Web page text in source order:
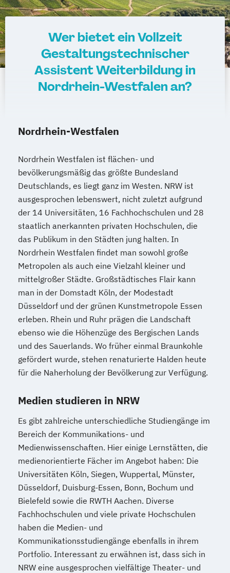
Wer bietet ein Vollzeit
Gestaltungstechnischer
Assistent Weiterbildung in
Nordrhein-Westfalen an?
Nordrhein-Westfalen
Nordrhein Westfalen ist flächen- und
bevölkerungsmäßig das größte Bundesland
Deutschlands, es liegt ganz im Westen. NRW ist
ausgesprochen lebenswert, nicht zuletzt aufgrund
der 14 Universitäten, 16 Fachhochschulen und 28
staatlich anerkannten privaten Hochschulen, die
das Publikum in den Städten jung halten. In
Nordrhein Westfalen findet man sowohl große
Metropolen als auch eine Vielzahl kleiner und
mittelgroßer Städte. Großstädtisches Flair kann
man in der Domstadt Köln, der Modestadt
Düsseldorf und der grünen Kunstmetropole Essen
erleben. Rhein und Ruhr prägen die Landschaft
ebenso wie die Höhenzüge des Bergischen Lands
und des Sauerlands. Wo früher einmal Braunkohle
gefördert wurde, stehen renaturierte Halden heute
für die Naherholung der Bevölkerung zur Verfügung.
Medien studieren in NRW
Es gibt zahlreiche unterschiedliche Studiengänge im
Bereich der Kommunikations- und
Medienwissenschaften. Hier einige Lernstätten, die
medienorientierte Fächer im Angebot haben: Die
Universitäten Köln, Siegen, Wuppertal, Münster,
Düsseldorf, Duisburg-Essen, Bonn, Bochum und
Bielefeld sowie die RWTH Aachen. Diverse
Fachhochschulen und viele private Hochschulen
haben die Medien- und
Kommunikationsstudiengänge ebenfalls in ihrem
Portfolio. Interessant zu erwähnen ist, dass sich in
NRW eine ausgesprochen vielfältige Theater- und